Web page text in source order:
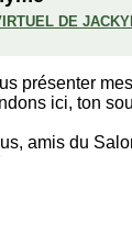
DE
présenter
ici, ton
amis du